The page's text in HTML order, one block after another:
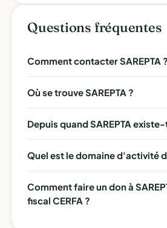
Questions fréquentes
Comment contacter SAREPTA ?
Où se trouve SAREPTA ?
Depuis quand SAREPTA
Quel est le domaine d'activité
Comment faire un don à
fiscal CERFA ?